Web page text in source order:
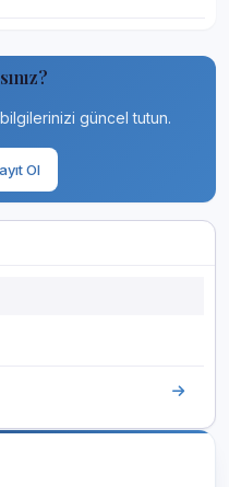
güncel tutun.
Ol